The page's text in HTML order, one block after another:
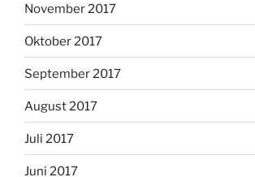
November 2017
Oktober 2017
September 2017
August 2017
Juli 2017
Juni 2017